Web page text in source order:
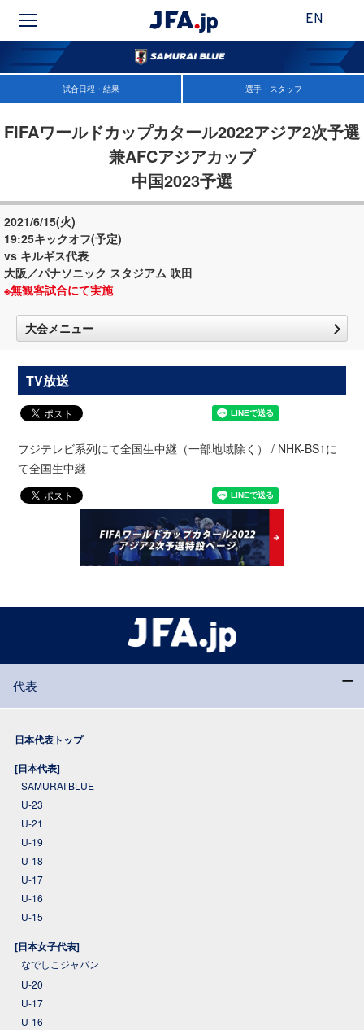
EN
試合日程・結果 選手・スタッフ
FIFAワールドカップカタール2022アジア2次予選
兼AFCアジアカップ
中国2023予選
2021/6/15(火)
19:25キックオフ(予定)
vs キルギス代表
大阪／パナソニック スタジアム 吹田
※無観客試合にて実施
大会メニュー
TV放送
フジテレビ系列にて全国生中継（一部地域除く） / NHK-BS1に
て全国生中継
代表
日本代表トップ
[日本代表]
SAMURAI BLUE
U-23
U-21
U-19
U-18
U-17
U-16
U-15
[日本女子代表]
なでしこジャパン
U-20
U-17
U-16